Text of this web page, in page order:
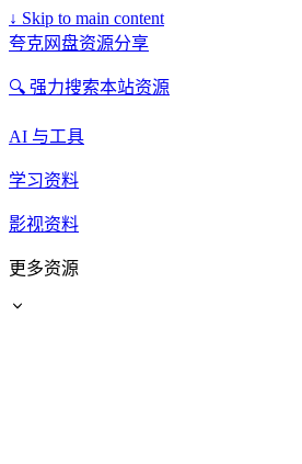
↓ Skip to main content
夸克网盘资源分享
🔍 强力搜索本站资源
AI 与工具
学习资料
影视资料
更多资源